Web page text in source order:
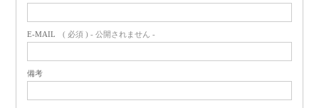
E-MAIL ( 必須 ) - 公開されません -
備考